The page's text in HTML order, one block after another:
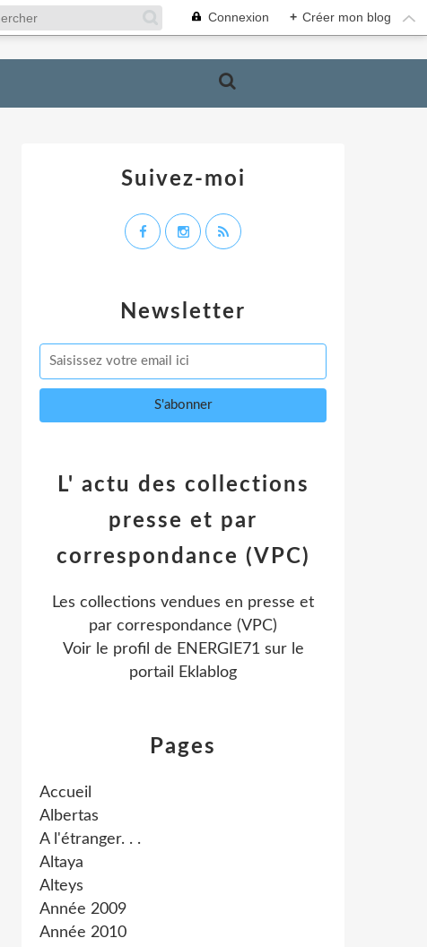
Connexion + Créer mon blog
Newsletter
Pages
Accueil
Albertas
A l'étranger. . .
Altaya
Alteys
Année 2009
Année 2010
L' actu des collections
presse et par
correspondance (VPC)
Les collections vendues en presse et
par correspondance (VPC)
Voir le profil de ENERGIE71sur le
portail Eklablog
Suivez-moi